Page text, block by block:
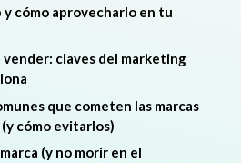
y cómo aprovecharlo en tu
claves del marketing
que cometen las marcas
cómo evitarlos)
(y no morir en el